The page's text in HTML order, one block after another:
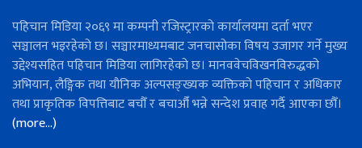
पहिचान मिडिया २०६९ मा कम्पनी रजिस्ट्रारको कार्यालयमा दर्ता भएर
सञ्चालन भइरहेको छ। सञ्चारमाध्यमबाट जनचासोका विषय उजागर गर्ने मुख्य
उद्देश्यसहित पहिचान मिडिया लागिरहेको छ। मानववेचविखनविरुद्धको
अभियान, लैङ्गिक तथा यौनिक अल्पसङ्ख्यक व्यक्तिको पहिचान र अधिकार
तथा प्राकृतिक विपत्तिबाट बचौँ र बचाऔँ भन्ने सन्देश प्रवाह गर्दै आएका छौँ।
(more…)